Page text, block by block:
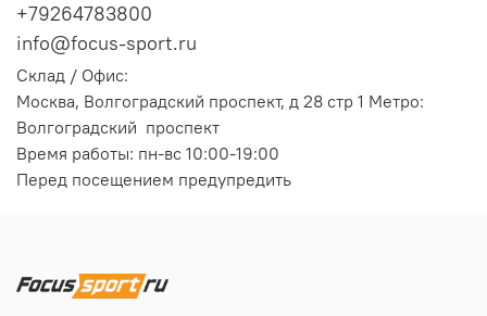
+79264783800
info@focus-sport.ru
Склад / Офис:
Москва, Волгоградский проспект, д 28 стр 1 Метро:
Волгоградский проспект
Время работы: пн-вс 10:00-19:00
Перед посещением предупредить